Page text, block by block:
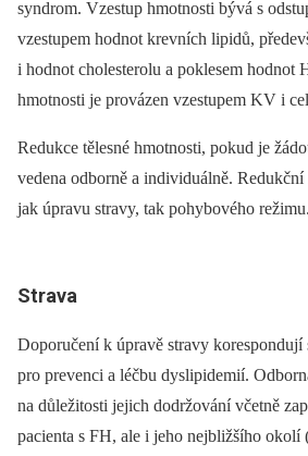
syndrom. Vzestup hmotnosti bývá s
vzestupem hodnot krevních lipidů,
i hodnot cholesterolu a poklesem hodnot
hmotnosti je provázen vzestupem KV i
Redukce tělesné hmotnosti, pokud je
vedena odborně a individuálně.
jak úpravu stravy, tak pohybového režimu.
Strava
Doporučení k úpravě stravy korespondují
pro prevenci a léčbu dyslipidemií.
na důležitosti jejich dodržování včetně
pacienta s FH, ale i jeho nejbližšího